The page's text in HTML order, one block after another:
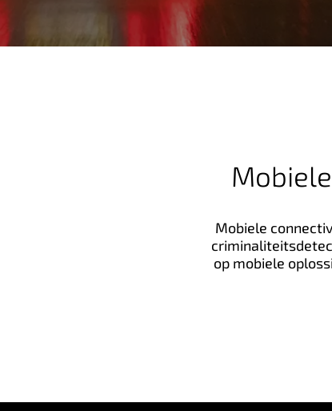
n
Mobiele
op mobiele